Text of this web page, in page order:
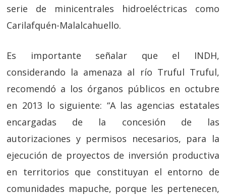
serie de minicentrales hidroeléctricas como
Carilafquén-Malalcahuello.
Es importante señalar que el INDH,
considerando la amenaza al río Truful Truful,
recomendó a los órganos públicos en octubre
en 2013 lo siguiente: “A las agencias estatales
encargadas de la concesión de las
autorizaciones y permisos necesarios, para la
ejecución de proyectos de inversión productiva
en territorios que constituyan el entorno de
comunidades mapuche, porque les pertenecen,